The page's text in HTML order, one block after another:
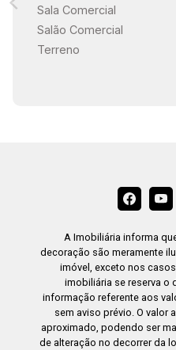
Sala Comercial
Salão Comercial
Terreno
A Imobiliária informa
decoração são meramente
imóvel, exceto nos
imobiliária se reserva o
informação referente aos
sem aviso prévio. O valor
aproximado, podendo ser
de alteração no decorrer da